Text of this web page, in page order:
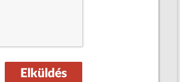
Elküldés